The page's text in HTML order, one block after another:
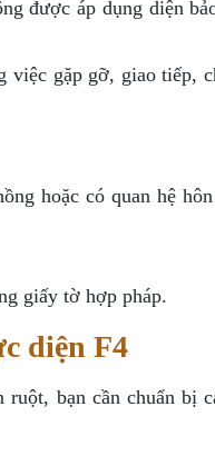
được áp dụng diện
việc gặp gỡ, giao tiếp,
hoặc có quan hệ
giấy tờ hợp pháp.
diện F4
bạn cần chuẩn bị